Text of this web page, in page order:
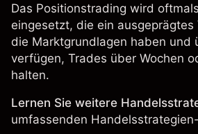
Das Positionstrading wird
eingesetzt, die ein
die Marktgrundlagen haben und
verfügen, Trades über Wochen
halten.
Lernen Sie weitere
umfassenden